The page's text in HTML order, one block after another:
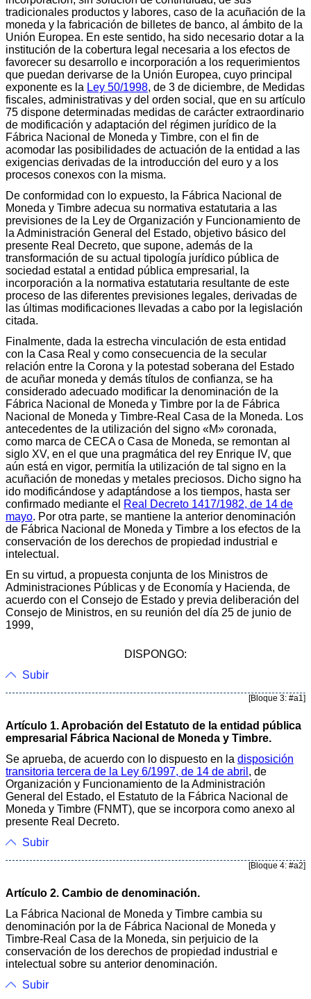
tradicionales productos y labores, caso de la acuñación de la
moneda y la fabricación de billetes de banco, al ámbito de la
Unión Europea. En este sentido, ha sido necesario dotar a la
institución de la cobertura legal necesaria a los efectos de
favorecer su desarrollo e incorporación a los requerimientos
que puedan derivarse de la Unión Europea, cuyo principal
exponente es la Ley 50/1998, de 3 de diciembre, de Medidas
fiscales, administrativas y del orden social, que en su artículo
75 dispone determinadas medidas de carácter extraordinario
de modificación y adaptación del régimen jurídico de la
Fábrica Nacional de Moneda y Timbre, con el fin de
acomodar las posibilidades de actuación de la entidad a las
exigencias derivadas de la introducción del euro y a los
procesos conexos con la misma.
De conformidad con lo expuesto, la Fábrica Nacional de
Moneda y Timbre adecua su normativa estatutaria a las
previsiones de la Ley de Organización y Funcionamiento de
la Administración General del Estado, objetivo básico del
presente Real Decreto, que supone, además de la
transformación de su actual tipología jurídico pública de
sociedad estatal a entidad pública empresarial, la
incorporación a la normativa estatutaria resultante de este
proceso de las diferentes previsiones legales, derivadas de
las últimas modificaciones llevadas a cabo por la legislación
citada.
Finalmente, dada la estrecha vinculación de esta entidad
con la Casa Real y como consecuencia de la secular
relación entre la Corona y la potestad soberana del Estado
de acuñar moneda y demás títulos de confianza, se ha
considerado adecuado modificar la denominación de la
Fábrica Nacional de Moneda y Timbre por la de Fábrica
Nacional de Moneda y Timbre-Real Casa de la Moneda. Los
antecedentes de la utilización del signo «M» coronada,
como marca de CECA o Casa de Moneda, se remontan al
siglo XV, en el que una pragmática del rey Enrique IV, que
aún está en vigor, permitía la utilización de tal signo en la
acuñación de monedas y metales preciosos. Dicho signo ha
ido modificándose y adaptándose a los tiempos, hasta ser
confirmado mediante el Real Decreto 1417/1982, de 14 de
mayo. Por otra parte, se mantiene la anterior denominación
de Fábrica Nacional de Moneda y Timbre a los efectos de la
conservación de los derechos de propiedad industrial e
intelectual.
En su virtud, a propuesta conjunta de los Ministros de
Administraciones Públicas y de Economía y Hacienda, de
acuerdo con el Consejo de Estado y previa deliberación del
Consejo de Ministros, en su reunión del día 25 de junio de
1999,
DISPONGO:
Subir
[Bloque 3: #a1]
Artículo 1. Aprobación del Estatuto de la entidad pública
empresarial Fábrica Nacional de Moneda y Timbre.
Se aprueba, de acuerdo con lo dispuesto en la disposición
transitoria tercera de la Ley 6/1997, de 14 de abril , de
Organización y Funcionamiento de la Administración
General del Estado, el Estatuto de la Fábrica Nacional de
Moneda y Timbre (FNMT), que se incorpora como anexo al
presente Real Decreto.
Subir
[Bloque 4: #a2]
Artículo 2. Cambio de denominación.
La Fábrica Nacional de Moneda y Timbre cambia su
denominación por la de Fábrica Nacional de Moneda y
Timbre-Real Casa de la Moneda, sin perjuicio de la
conservación de los derechos de propiedad industrial e
intelectual sobre su anterior denominación.
Subir